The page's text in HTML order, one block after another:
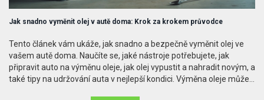
Jak snadno vyměnit olej v autě doma: Krok za krokem průvodce
Tento článek vám ukáže, jak snadno a bezpečně vyměnit olej ve
vašem autě doma. Naučíte se, jaké nástroje potřebujete, jak
připravit auto na výměnu oleje, jak olej vypustit a nahradit novým, a
také tipy na udržování auta v nejlepší kondici. Výměna oleje může